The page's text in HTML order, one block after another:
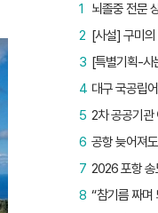
1
[사설] 구미
2
3
대구 국공립
4
5
6
7
8